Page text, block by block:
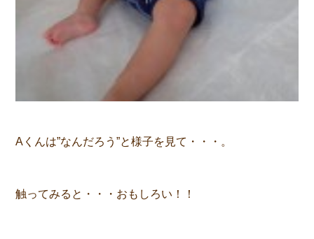
Aくんは”なんだろう”と様子を見て・・・。
触ってみると・・・おもしろい！！